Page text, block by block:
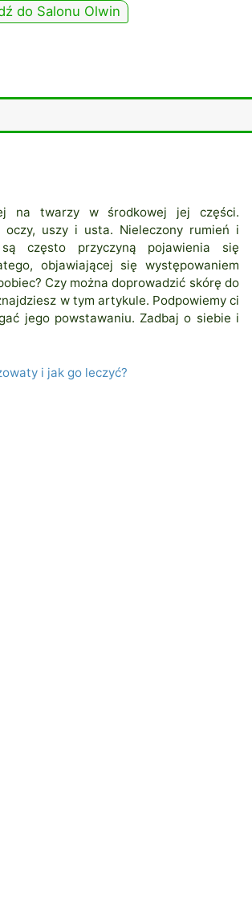
do Salonu Olwin
na twarzy w środkowej jej części.
oczy, uszy i usta. Nieleczony rumień i
często przyczyną pojawienia się
objawiającej się występowaniem
Czy można doprowadzić skórę do
w tym artykule. Podpowiemy ci
jego powstawaniu. Zadbaj o siebie i
i jak go leczyć?